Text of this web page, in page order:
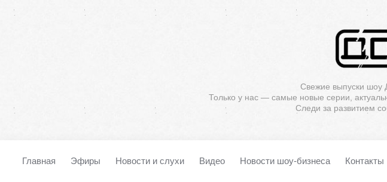
Свежие выпуски шоу
Только у нас — самые новые серии,
Следи за развитием
Главная Эфиры Новости и слухи Видео Новости шоу-бизнеса Контакты